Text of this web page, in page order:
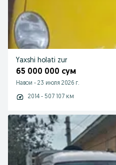
Yaxshi holati zur
65 000 000 сум
Навои - 23 июля 2026 г.
2014 - 507 107 км